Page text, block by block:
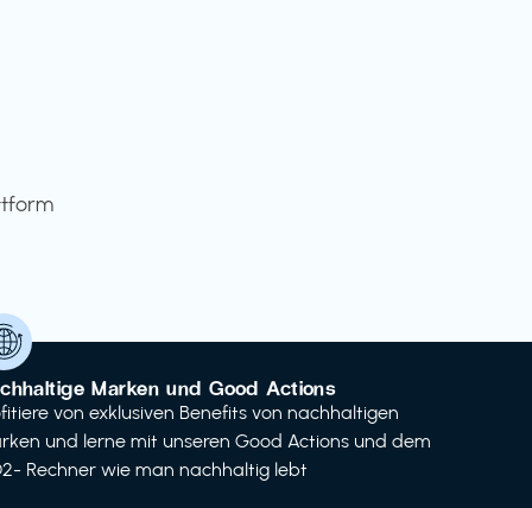
Marken und Good Actions
von exklusiven Benefits von nachhaltigen
und lerne mit unseren Good Actions und dem
Rechner wie man nachhaltig lebt